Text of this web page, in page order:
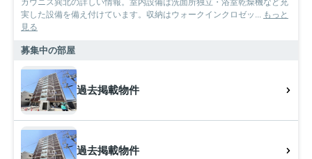
カウニス巽北の詳しい情報。室内設備は洗面所独立・浴室乾燥機など充
実した設備を備え付けています。収納はウォークインクロゼッ... もっと
見る
募集中の部屋
過去掲載物件
過去掲載物件